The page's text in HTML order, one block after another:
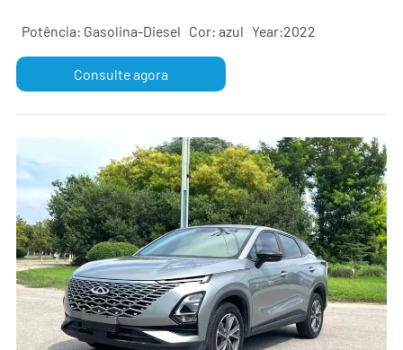
Potência: Gasolina-Diesel Cor: azul Year:2022
Consulte agora